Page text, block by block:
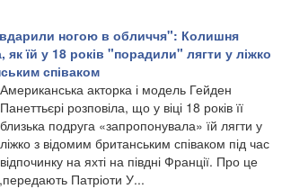
ногою в обличчя": Колишня
як їй у 18 років "порадили" лягти у ліжко
співаком
Американська акторка і модель Гейден
Панеттьєрі розповіла, що у віці 18 років її
близька подруга «запропонувала» їй лягти у
ліжко з відомим британським співаком під час
відпочинку на яхті на півдні Франції. Про це
Патріоти У...